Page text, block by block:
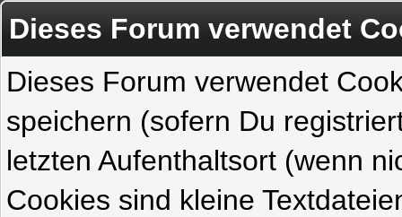
Dieses Forum verwendet
Dieses Forum verwendet
speichern (sofern Du
letzten Aufenthaltsort (wenn
Cookies sind kleine